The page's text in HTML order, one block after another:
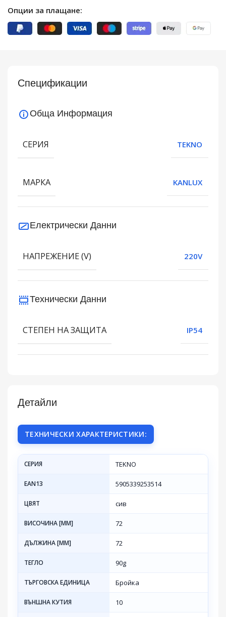
Опции за плащане:
Детайли
ТЕХНИЧЕСКИ ХАРАКТЕРИСТИКИ:
СЕРИЯ TEKNO
EAN13 5905339253514
ЦВЯТ сив
ВИСОЧИНА [MM] 72
ДЪЛЖИНА [MM] 72
ТЕГЛО 90g
ТЪРГОВСКА ЕДИНИЦА Бройка
ВЪНШНА КУТИЯ 10
Спецификации
Обща Информация
СЕРИЯ TEKNO
МАРКА KANLUX
Електрически Данни
НАПРЕЖЕНИЕ (V) 220V
Технически Данни
СТЕПЕН НА ЗАЩИТА IP54